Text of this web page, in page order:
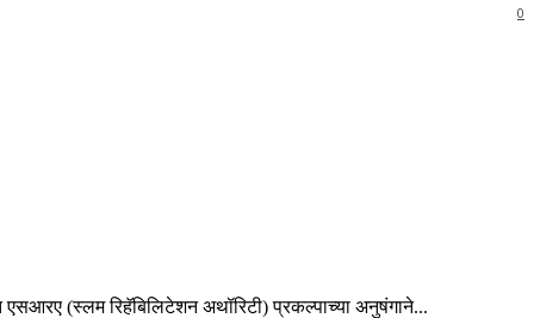
0
एसआरए (स्लम रिहॅबिलिटेशन अथॉरिटी) प्रकल्पाच्या अनुषंगाने...